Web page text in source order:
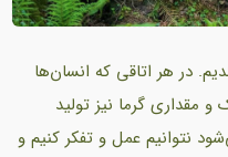
در هر اتاقی كه انسان‌ها
مقداری گرما نیز تولید
نتوانیم عمل و تفكر كنیم و